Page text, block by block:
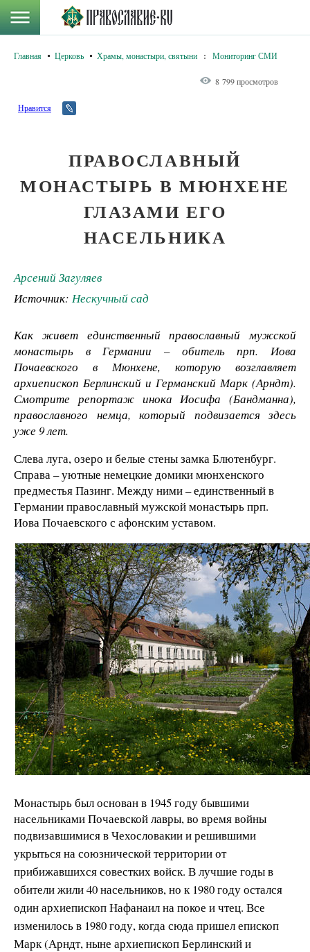
Главная Церковь Храмы, монастыри, святыни : Мониторинг СМИ
8 799 просмотров
Нравится
ПРАВОСЛАВНЫЙ
МОНАСТЫРЬ В МЮНХЕНЕ
ГЛАЗАМИ ЕГО
НАСЕЛЬНИКА
Арсений Загуляев
Источник: Нескучный сад
Как живет единственный православный мужской
монастырь в Германии – обитель прп. Иова
Почаевского в Мюнхене, которую возглавляет
архиепископ Берлинский и Германский Марк (Арндт).
Смотрите репортаж инока Иосифа (Бандманна),
православного немца, который подвизается здесь
уже 9 лет.
Слева луга, озеро и белые стены замка Блютенбург.
Справа – уютные немецкие домики мюнхенского
предместья Пазинг. Между ними – единственный в
Германии православный мужской монастырь прп.
Иова Почаевского с афонским уставом.
Монастырь был основан в 1945 году бывшими
насельниками Почаевской лавры, во время войны
подвизавшимися в Чехословакии и решившими
укрыться на союзнической территории от
прибижавшихся совестких войск. В лучшие годы в
обители жили 40 насельников, но к 1980 году остался
один архиепископ Нафанаил на покое и чтец. Все
изменилось в 1980 году, когда сюда пришел епископ
Марк (Арндт, ныне архиепископ Берлинский и